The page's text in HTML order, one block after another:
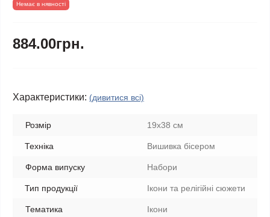
Немає в нявності
884.00грн.
Характеристики: (дивитися всі)
Розмір 19х38 см
Техніка Вишивка бісером
Форма випуску Набори
Тип продукції Ікони та релігійні сюжети
Тематика Ікони